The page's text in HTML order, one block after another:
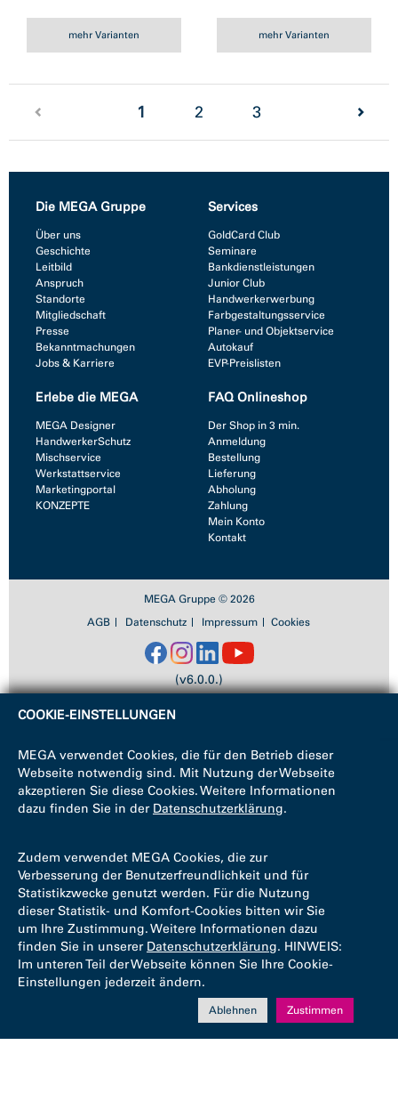
mehr Varianten mehr Varianten
1 (current)
2 3
Die MEGA Gruppe
Über uns
Geschichte
Leitbild
Anspruch
Standorte
Mitgliedschaft
Presse
Bekanntmachungen
Jobs & Karriere
Services
GoldCard Club
Seminare
Bankdienstleistungen
Junior Club
Handwerkerwerbung
Farbgestaltungsservice
Planer- und Objektservice
Autokauf
EVP-Preislisten
Erlebe die MEGA
MEGA Designer
HandwerkerSchutz
Mischservice
Werkstattservice
Marketingportal
KONZEPTE
FAQ Onlineshop
Der Shop in 3 min.
Anmeldung
Bestellung
Lieferung
Abholung
Zahlung
Mein Konto
Kontakt
MEGA Gruppe © 2026
AGB
Datenschutz Impressum Cookies
(v6.0.0.)
COOKIE-EINSTELLUNGEN
MEGA verwendet Cookies, die für den Betrieb dieser
Webseite notwendig sind. Mit Nutzung der Webseite
akzeptieren Sie diese Cookies. Weitere Informationen
dazu finden Sie in der Datenschutzerklärung.
Zudem verwendet MEGA Cookies, die zur
Verbesserung der Benutzerfreundlichkeit und für
Statistikzwecke genutzt werden. Für die Nutzung
dieser Statistik- und Komfort-Cookies bitten wir Sie
um Ihre Zustimmung. Weitere Informationen dazu
finden Sie in unserer Datenschutzerklärung. HINWEIS:
Im unteren Teil der Webseite können Sie Ihre Cookie-
Einstellungen jederzeit ändern.
Zustimmen
Ablehnen